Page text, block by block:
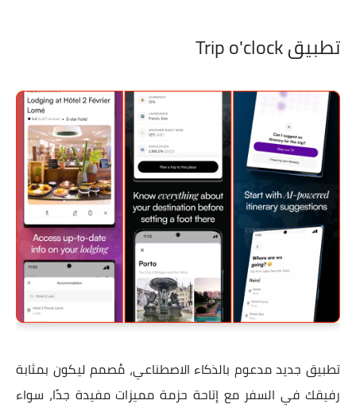
تطبيق Trip o'clock
تطبيق جديد مدعوم بالذكاء الاصطناعي، مُصمم ليكون بمثابة
رفيقك في السفر مع إتاحة حزمة مميزات مفيدة جدًا، سواء